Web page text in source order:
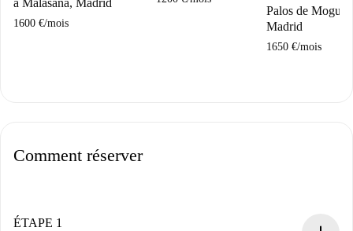
à Malasaña, Madrid
1600 €/mois
Palos de Moguer,
Madrid
1650 €/mois
Comment réserver
ÉTAPE 1